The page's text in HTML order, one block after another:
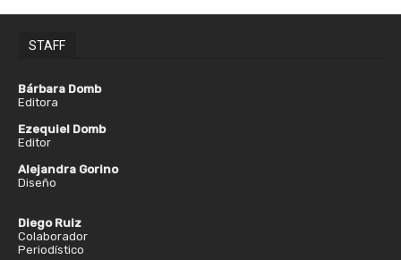
STAFF
Bárbara Domb
Editora
Ezequiel Domb
Editor
Alejandra Gorino
Diseño
Diego Ruiz
Colaborador
Periodístico